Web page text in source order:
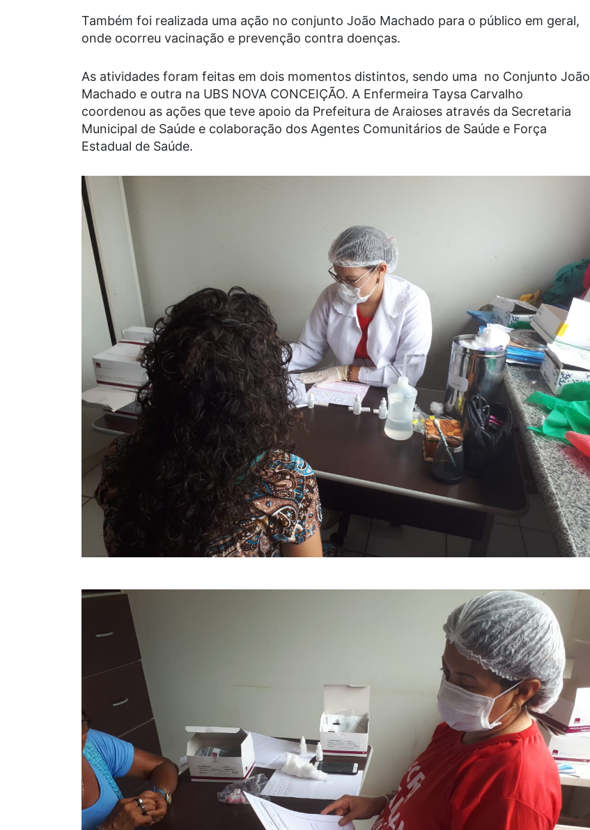
Também foi realizada uma ação no conjunto João Machado para o público em geral,
onde ocorreu vacinação e prevenção contra doenças.
As atividades foram feitas em dois momentos distintos, sendo uma no Conjunto João
Machado e outra na UBS NOVA CONCEIÇÃO. A Enfermeira Taysa Carvalho
coordenou as ações que teve apoio da Prefeitura de Araioses através da Secretaria
Municipal de Saúde e colaboração dos Agentes Comunitários de Saúde e Força
Estadual de Saúde.